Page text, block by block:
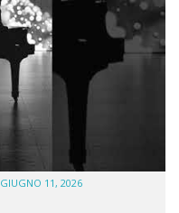
GIUGNO 11, 2026